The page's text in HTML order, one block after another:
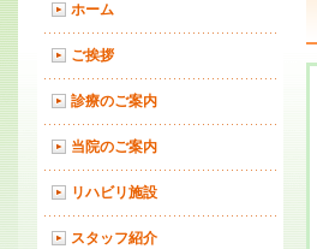
ホーム
ご挨拶
診療のご案内
当院のご案内
リハビリ施設
スタッフ紹介